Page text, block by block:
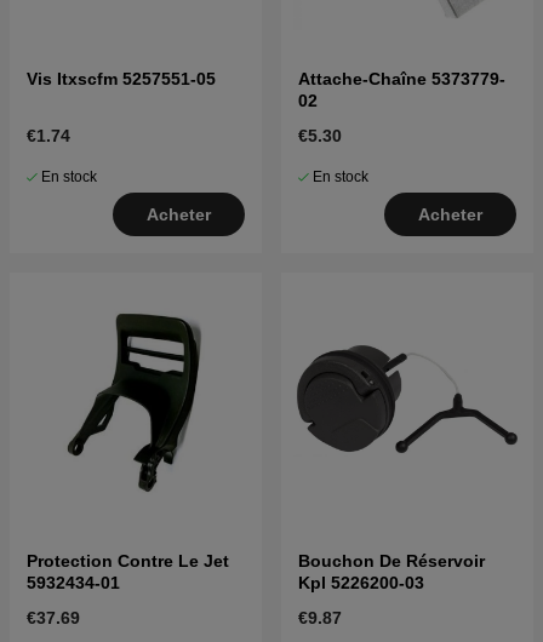
Vis Itxscfm 5257551-05
€1.74
En stock
Acheter
Attache-Chaîne 5373779-
02
€5.30
En stock
Acheter
Protection Contre Le Jet
5932434-01
€37.69
Bouchon De Réservoir
Kpl 5226200-03
€9.87